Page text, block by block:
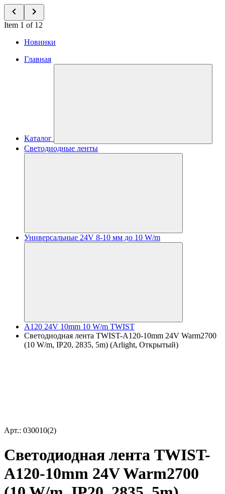
Item 1 of 12
Новинки
Главная
Каталог
Светодиодные ленты
Универсальные 24V 8-10 мм до 10 W/m
A120 24V 10mm 10 W/m TWIST
Светодиодная лента TWIST-A120-10mm 24V Warm2700
(10 W/m, IP20, 2835, 5m) (Arlight, Открытый)
Арт.: 030010(2)
Светодиодная лента TWIST-
A120-10mm 24V Warm2700